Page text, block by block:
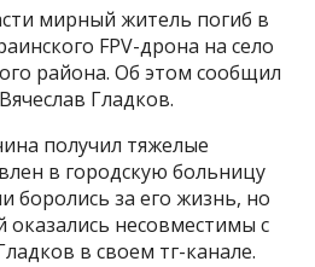
мирный житель погиб в
FPV-дрона на село
района. Об этом сообщил
Гладков.
получил тяжелые
в городскую больницу
боролись за его жизнь, но
оказались несовместимы с
в своем тг-канале.